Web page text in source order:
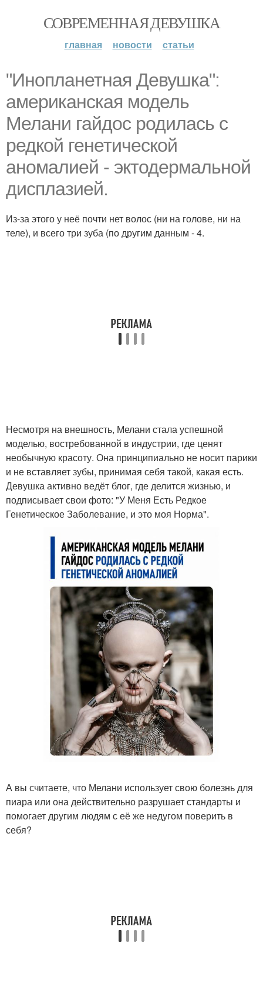
СОВРЕМЕННАЯ ДЕВУШКА
главная новости статьи
"Инопланетная Девушка":
американская модель
Мелани гайдос родилась с
редкой генетической
аномалией - эктодермальной
дисплазией.
Из-за этого у неё почти нет волос (ни на голове, ни на
теле), и всего три зуба (по другим данным - 4.
Несмотря на внешность, Мелани стала успешной
моделью, востребованной в индустрии, где ценят
необычную красоту. Она принципиально не носит парики
и не вставляет зубы, принимая себя такой, какая есть.
Девушка активно ведёт блог, где делится жизнью, и
подписывает свои фото: "У Меня Есть Редкое
Генетическое Заболевание, и это моя Норма".
А вы считаете, что Мелани использует свою болезнь для
пиара или она действительно разрушает стандарты и
помогает другим людям с её же недугом поверить в
себя?